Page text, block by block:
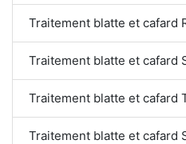
Traitement blatte et cafard
Traitement blatte et cafard
Traitement blatte et cafard
Traitement blatte et cafard